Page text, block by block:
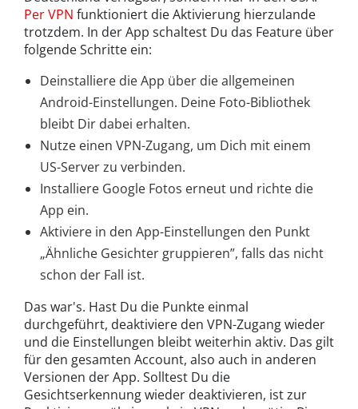
Per VPN funktioniert die Aktivierung hierzulande
trotzdem. In der App schaltest Du das Feature über
folgende Schritte ein:
Deinstalliere die App über die allgemeinen
Android-Einstellungen. Deine Foto-Bibliothek
bleibt Dir dabei erhalten.
Nutze einen VPN-Zugang, um Dich mit einem
US-Server zu verbinden.
Installiere Google Fotos erneut und richte die
App ein.
Aktiviere in den App-Einstellungen den Punkt
„Ähnliche Gesichter gruppieren”, falls das nicht
schon der Fall ist.
Das war's. Hast Du die Punkte einmal
durchgeführt, deaktiviere den VPN-Zugang wieder
und die Einstellungen bleibt weiterhin aktiv. Das gilt
für den gesamten Account, also auch in anderen
Versionen der App. Solltest Du die
Gesichtserkennung wieder deaktivieren, ist zur